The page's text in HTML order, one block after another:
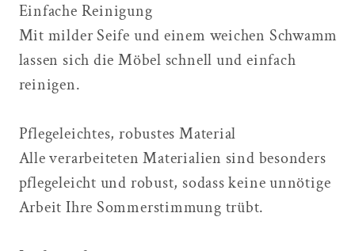
Einfache Reinigung
Mit milder Seife und einem weichen Schwamm
lassen sich die Möbel schnell und einfach
reinigen.
Pflegeleichtes, robustes Material
Alle verarbeiteten Materialien sind besonders
pflegeleicht und robust, sodass keine unnötige
Arbeit Ihre Sommerstimmung trübt.